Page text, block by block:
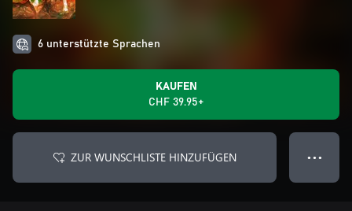
6 unterstützte Sprachen
KAUFEN
CHF 39.95+
ZUR WUNSCHLISTE HINZUFÜGEN ● ● ●